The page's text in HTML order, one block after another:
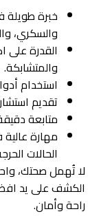
خبرة
والسكري،
القدرة
والمتشابكة.
استخدام
تقديم
متابعة
مهارة
الحالات
لا تُهمل صحتك،
الكشف على يد
راحة وأمان.